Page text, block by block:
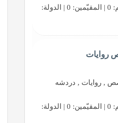
روايات
, روايات , دردشه